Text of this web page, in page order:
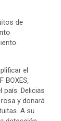
de
el
BOXES,
país. Delicias
y donará
A su